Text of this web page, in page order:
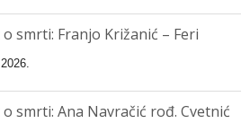
smrti: Franjo Križanić – Feri
smrti: Ana Navračić rođ. Cvetnić